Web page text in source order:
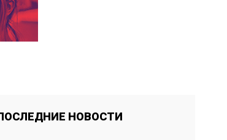
НОВОСТИ